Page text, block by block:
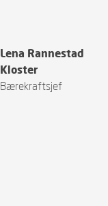
Lena Rannestad
Kloster
Bærekraftsjef